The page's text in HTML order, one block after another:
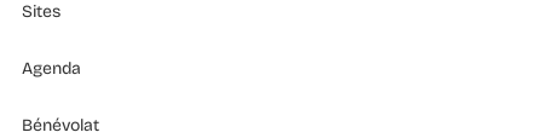
Sites
Agenda
Bénévolat